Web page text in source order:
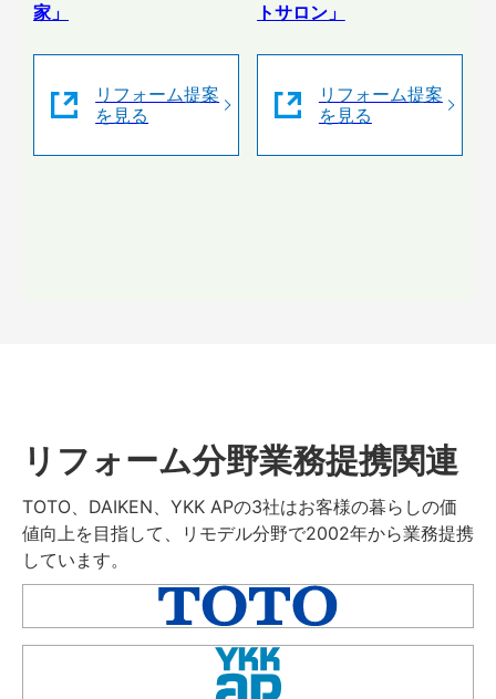
家」
リフォーム提案
を見る
トサロン」
リフォーム提案
を見る
リフォーム分野業務提携関連
TOTO、DAIKEN、YKK APの3社はお客様の暮らしの価
値向上を目指して、リモデル分野で2002年から業務提携
しています。